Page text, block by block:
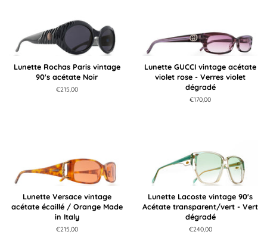
Lunette Rochas Paris vintage
90's acétate Noir
Prix
€215,00
Lunette GUCCI vintage acétate
violet rose - Verres violet
dégradé
Prix
€170,00
Lunette Versace vintage
acétate écaillé / Orange Made
in Italy
Prix
€215,00
Lunette Lacoste vintage 90's
Acétate transparent/vert - Vert
dégradé
Prix
€240,00